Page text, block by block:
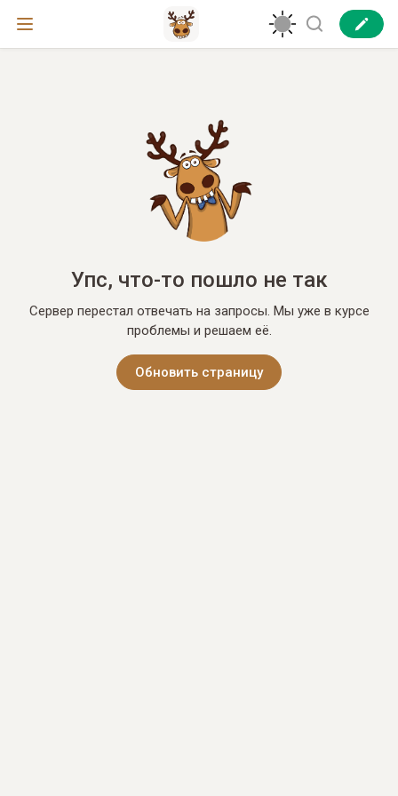
Упс, что-то пошло не так
Сервер перестал отвечать на запросы. Мы уже в курсе
проблемы и решаем её.
Обновить страницу